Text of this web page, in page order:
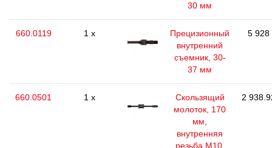
30 мм
660.0119 1 x
Прецизионный
внутренний
съемник, 30-
37 мм
5 928
660.0501 1 x
Скользящий
молоток, 170
мм,
внутренняя
резьба M10,
2